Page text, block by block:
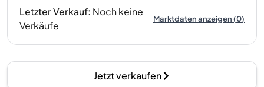
Letzter Verkauf: Noch keine
Verkäufe
Marktdaten anzeigen(0)
Jetzt verkaufen